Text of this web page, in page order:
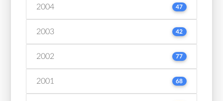
2004 47
2003 42
2002 77
2001 68